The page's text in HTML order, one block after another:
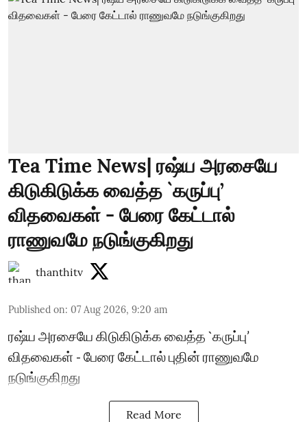
Tea Time News| ரஷ்ய அரசையே
கிடுகிடுக்க வைத்த `கருப்பு’
விதவைகள் - பேரை கேட்டால்
ராணுவமே நடுங்குகிறது
thanthitv
Published on: 07 Aug 2026, 9:20 am
ரஷ்ய அரசையே கிடுகிடுக்க வைத்த `கருப்பு’
விதவைகள் - பேரை கேட்டால் புதின் ராணுவமே
நடுங்குகிறது
Read More